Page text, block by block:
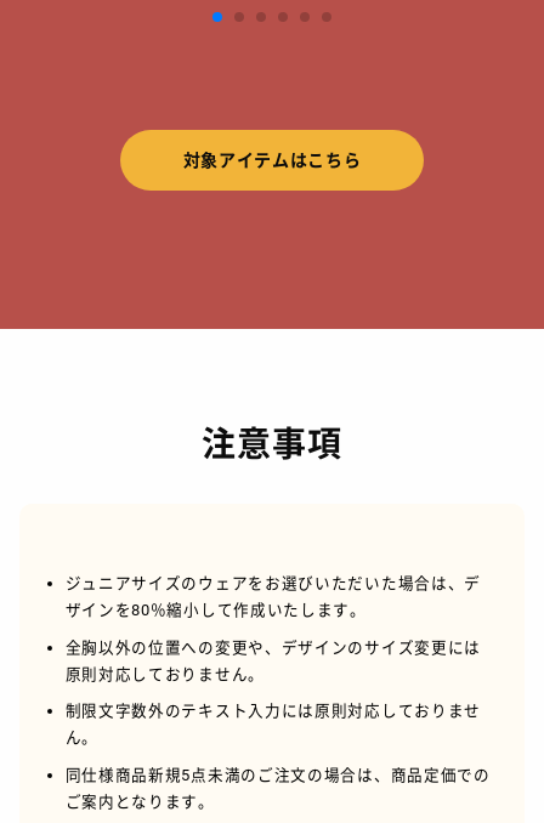
対象アイテムはこちら
注意事項
ジュニアサイズのウェアをお選びいただいた場合は、デ
ザインを80％縮小して作成いたします。
全胸以外の位置への変更や、デザインのサイズ変更には
原則対応しておりません。
制限文字数外のテキスト入力には原則対応しておりませ
ん。
同仕様商品新規5点未満のご注文の場合は、商品定価での
ご案内となります。